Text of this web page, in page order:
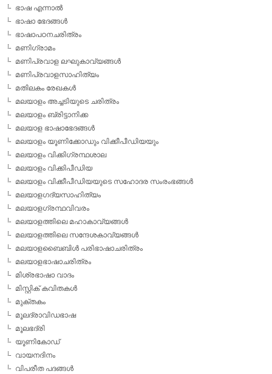
ഭാഷ എന്നാല്‍
ഭാഷാ ഭേദങ്ങള്‍
ഭാഷാപഠനചരിത്രം
മണിഗ്രാമം
മണിപ്രവാള ലഘുകാവ്യങ്ങള്‍
മണിപ്രവാളസാഹിത്യം
മതിലകം രേഖകള്‍
മലയാളം അച്ചടിയുടെ ചരിത്രം
മലയാളം ബ്രിട്ടാനിക്ക
മലയാള ഭാഷാഭേദങ്ങള്‍
മലയാളം യൂണിക്കോഡും വിക്കീപീഡിയയും
മലയാളം വിക്കിഗ്രന്ഥശാല
മലയാളം വിക്കിപീഡിയ
മലയാളം വിക്കീപീഡിയയുടെ സഹോദര സംരംഭങ്ങള്‍
മലയാളഗദ്യസാഹിത്യം
മലയാളഗ്രന്ഥവിവരം
മലയാളത്തിലെ മഹാകാവ്യങ്ങള്‍
മലയാളത്തിലെ സന്ദേശകാവ്യങ്ങള്‍
മലയാളബൈബിള്‍ പരിഭാഷാചരിത്രം
മലയാളഭാഷാചരിത്രം
മിശ്രഭാഷാ വാദം
മിസ്റ്റിക് കവിതകള്‍
മുക്തകം
മൂലദ്രാവിഡഭാഷ
മൂലഭദ്രി
യൂണികോഡ്
വായനദിനം
വിപരീത പദങ്ങള്‍